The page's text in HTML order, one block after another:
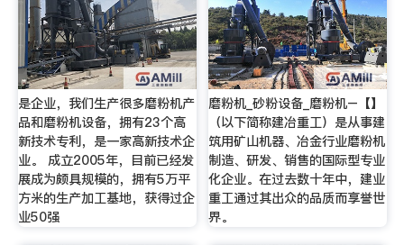
是企业，我们生产很多磨粉机产
品和磨粉机设备，拥有23个高
新技术专利，是一家高新技术企
业。 成立2005年，目前已经发
展成为颇具规模的，拥有5万平
方米的生产加工基地，获得过企
业50强
磨粉机_砂粉设备_磨粉机–【】
（以下简称建冶重工）是从事建
筑用矿山机器、冶金行业磨粉机
制造、研发、销售的国际型专业
化企业。在过去数十年中，建业
重工通过其出众的品质而享誉世
界。